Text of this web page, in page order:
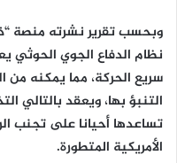
نظام الدفاع الجوي الحوثي
سريع الحركة، مما يمكنه
التنبؤ بها، ويعقد بالتالي
تساعدها أحيانا على تجنب
الأمريكية المتطورة.